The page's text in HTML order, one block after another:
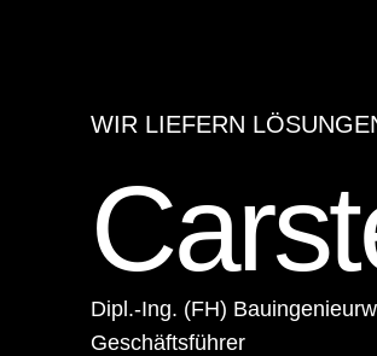
WIR LIEFERN
Dipl.-Ing. (FH)
Geschäftsführer